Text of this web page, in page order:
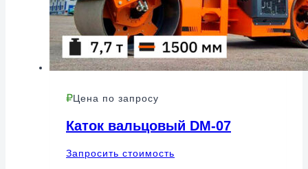
Цена по запросу
Каток вальцовый DM-07
Запросить стоимость